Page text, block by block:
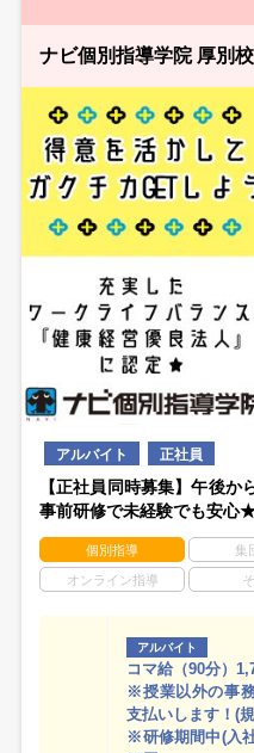
ナビ個別指導学院 厚別校
アルバイト 正社員
【正社員同時募集】午後
事前研修で未経験でも安心
個別指導 集
オンライン指導
アルバイト
コマ給（90分）
※授業以外の事
支払いします！(
※研修期間中(入